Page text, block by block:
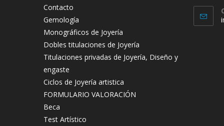
Contacto
Gemología
Monográficos de Joyería
Dobles titulaciones de Joyería
Titulaciones privadas de Joyería, Diseño y
engaste
Ciclos de Joyería artistica
FORMULARIO VALORACIÓN
Beca
Test Artístico